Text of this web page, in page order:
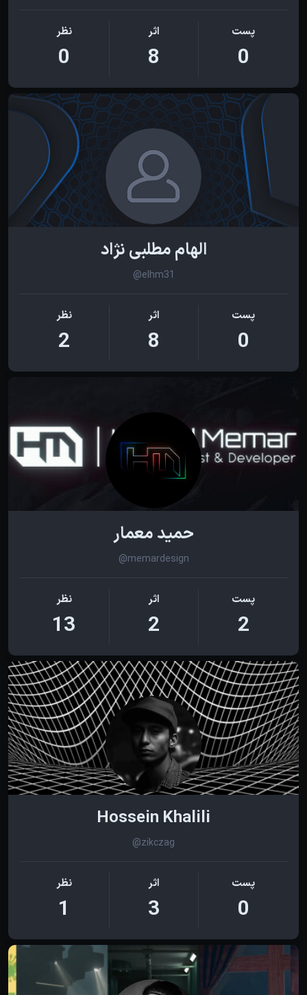
پست
0
اثر
8
نظر
0
الهام مطلبی نژاد
@elhm31
پست
0
اثر
8
نظر
2
حمید معمار
@memardesign
پست
2
اثر
2
نظر
13
Hossein Khalili
@zikczag
پست
0
اثر
3
نظر
1